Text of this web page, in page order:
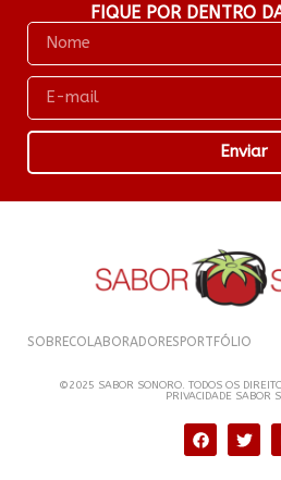
FIQUE POR DENTRO
Enviar
SOBRECOLABORADORES PORTFÓLIO
©2025 SABOR SONORO. TODOS OS
PRIVACIDADE SABOR